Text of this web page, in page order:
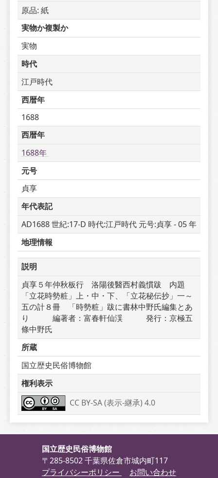
原品: 紙
実物か複製か
実物
時代
江戸時代
西暦年
1688
西暦年
1688年
元号
貞享
年代表記
AD1688 世紀:17-D 時代:江戸時代 元号:貞享 - 05 年
地理情報
説明
貞享５年仲秋板行　洛陽後醫西村義慣跋　内題
「立花時勢粧」上・中・下、「立花秘伝抄」一～
五の計８冊　「時勢粧」跋に書林中野氏編集とあ
り　　　編著者：富春軒仙渓　　　発行：京極五
條中野氏
所蔵
国立歴史民俗博物館
権利表示
CC BY-SA (表示-継承) 4.0
国立歴史民俗博物館
〒285-8502 千葉県佐倉市城内町117
プライバシーポリシー
お問い合わせ